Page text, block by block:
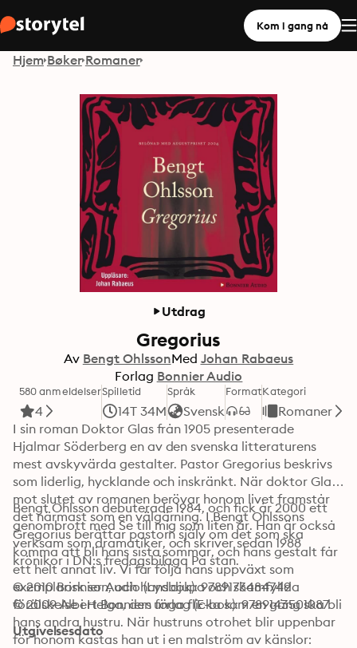
Kom i gang nå
Hjem Bøker Romaner
Utdrag
Gregorius
Av Bengt OhlssonMed Johan Rabaeus
Forlag Bonnier Audio
580 anmeldelser
4
Spilletid
14T 34M
Språk
Svensk
FormatKategori
Romaner
I sin roman Doktor Glas från 1905 presenterade
Hjalmar Söderberg en av den svenska litteraturens
mest avskyvärda gestalter. Pastor Gregorius beskrivs
som liderlig, hycklande och inskränkt. När doktor Glas
mot slutet av romanen berövar honom livet framstår
det närmast som en välgärning. I Bengt Ohlssons
Gregorius berättar pastorn själv om det som ska
komma att bli hans sista sommar, och hans gestalt får
ett helt annat liv. Vi får följa hans uppväxt som
exemplarisk son, och hans djupa och skamfyllda
förälskelse i Helga, den unga flicka som en gång ska bli
hans andra hustru. När hustruns otrohet blir uppenbar
för honom kastas han ut i en malström av känslor:
Bengt Ohlsson debuterade 1984, och fick år 2000 ett
genombrott med Se till mig som liten är. Han är också
verksam som dramatiker, och skriver sedan 1988
krönikor i DN:s fredagsbilaga På stan.
© 2010 Bonnier Audio (Lydbok): 9789173484749
© 2009 Albert Bonniers förlag (E-bok): 9789143501087
Utgivelsesdato